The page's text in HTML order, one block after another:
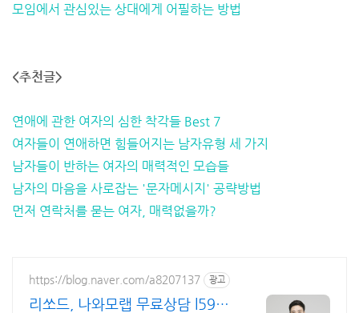
모임에서 관심있는 상대에게 어필하는 방법
<추천글>
연애에 관한 여자의 심한 착각들 Best 7
여자들이 연애하면 힘들어지는 남자유형 세 가지
남자들이 반하는 여자의 매력적인 모습들
남자의 마음을 사로잡는 '문자메시지' 공략방법
먼저 연락처를 묻는 여자, 매력없을까?
https://blog.naver.com/a8207137 광고
리쏘드, 나와모랩 무료상담 l599-